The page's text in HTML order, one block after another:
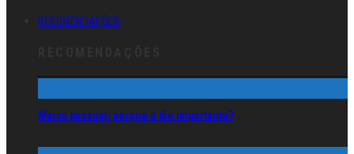
RECOMENDAÇÕES
Marca pessoal: porque é tão importante?